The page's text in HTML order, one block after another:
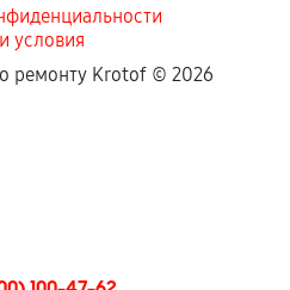
условия
ремонту Krotof © 2026